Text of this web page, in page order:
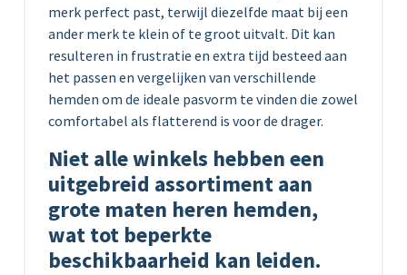
merk perfect past, terwijl diezelfde maat bij een
ander merk te klein of te groot uitvalt. Dit kan
resulteren in frustratie en extra tijd besteed aan
het passen en vergelijken van verschillende
hemden om de ideale pasvorm te vinden die zowel
comfortabel als flatterend is voor de drager.
Niet alle winkels hebben een
uitgebreid assortiment aan
grote maten heren hemden,
wat tot beperkte
beschikbaarheid kan leiden.